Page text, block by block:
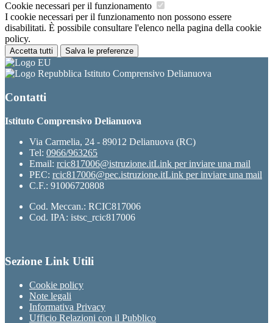
Cookie necessari per il funzionamento
I cookie necessari per il funzionamento non possono essere
disabilitati. È possibile consultare l'elenco nella pagina della cookie
policy.
Accetta tutti Salva le preferenze
Istituto Comprensivo Delianuova
Contatti
Istituto Comprensivo Delianuova
Via Carmelia, 24 - 89012 Delianuova (RC)
Tel: 0966/963265
Email: rcic817006@istruzione.itLink per inviare una mail
PEC: rcic817006@pec.istruzione.itLink per inviare una mail
C.F.: 91006720808
Cod. Meccan.: RCIC817006
Cod. IPA: istsc_rcic817006
Sezione Link Utili
Cookie policy
Note legali
Informativa Privacy
Ufficio Relazioni con il Pubblico